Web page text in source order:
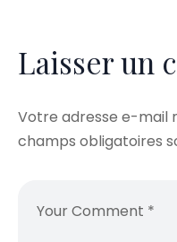
Laisser un
Votre adresse e-mail
champs obligatoires